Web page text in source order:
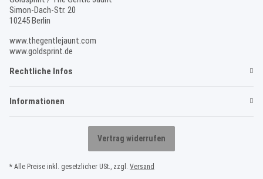
Simon-Dach-Str. 20
10245 Berlin
www.thegentlejaunt.com
www.goldsprint.de
Rechtliche Infos
Informationen
Vertrag widerrufen
* Alle Preise inkl. gesetzlicher USt., zzgl. Versand